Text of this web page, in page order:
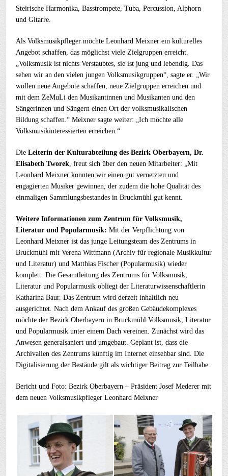
Steirische Harmonika, Basstrompete, Tuba, Percussion, Alphorn
und Gitarre.
Als Volksmusikpfleger möchte Leonhard Meixner ein kulturelles
Angebot schaffen, das möglichst viele Zielgruppen erreicht.
„Volksmusik ist nichts Verstaubtes, sie ist jung und lebendig. Das
sehen wir an den vielen jungen Volksmusikgruppen“, sagte er. „Wir
wollen neue Angebote schaffen, neue Zielgruppen erreichen und
mit dem ZeMuLi den Musikantinnen und Musikanten und den
Sängerinnen und Sängern einen Ort der volksmusikalischen
Bildung schaffen.“ Meixner sagte weiter: „Ich möchte alle
Volksmusikinteressierten erreichen.“
DieLeiterin der Kulturabteilung des Bezirk Oberbayern, Dr.
Elisabeth Tworek , freut sich über den neuen Mitarbeiter: „Mit
Leonhard Meixner konnten wir einen gut vernetzten und
engagierten Musiker gewinnen, der zudem die hohe Qualität des
einmaligen Sammlungsbestandes in Bruckmühl gut kennt.
Weitere Informationen zum Zentrum für Volksmusik,
Literatur und Popularmusik:Mit der Verpflichtung von
Leonhard Meixner ist das junge Leitungsteam des Zentrums in
Bruckmühl mit Verena Wittmann (Archiv für regionale Musikkultur
und Literatur) und Matthias Fischer (Popularmusik) wieder
komplett. Die Gesamtleitung des Zentrums für Volksmusik,
Literatur und Popularmusik obliegt der Literaturwissenschaftlerin
Katharina Baur. Das Zentrum wird derzeit inhaltlich neu
ausgerichtet. Nach dem Ankauf des großen Gebäudekomplexes
möchte der Bezirk Oberbayern in Bruckmühl Volksmusik, Literatur
und Popularmusik unter einem Dach vereinen. Zunächst wird das
Anwesen generalsaniert und umgebaut. Geplant ist, dass die
Archivalien des Zentrums künftig im Internet einsehbar sind. Die
Digitalisierung der Bestände gilt als wichtiger Beitrag zur Teilhabe.
Bericht und Foto: Bezirk Oberbayern – Präsident Josef Mederer mit
dem neuen Volksmusikpfleger Leonhard Meixner